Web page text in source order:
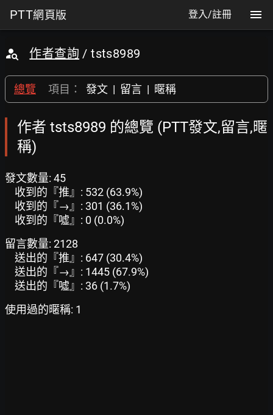
PTT網頁版 登入/註冊
作者查詢 / tsts8989
總覽 項目： 發文 | 留言 | 暱稱
作者 tsts8989 的總覽 (PTT發文,留言,暱
稱)
發文數量: 45
收到的『推』: 532 (63.9%)
收到的『→』: 301 (36.1%)
收到的『噓』: 0 (0.0%)
留言數量: 2128
送出的『推』: 647 (30.4%)
送出的『→』: 1445 (67.9%)
送出的『噓』: 36 (1.7%)
使用過的暱稱: 1